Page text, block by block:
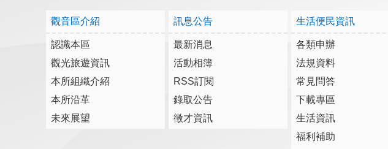
觀音區介紹
認識本區
觀光旅遊資訊
本所組織介紹
本所沿革
未來展望
訊息公告
最新消息
活動相簿
RSS訂閱
錄取公告
徵才資訊
生活便民資訊
各類申辦
法規資料
常見問答
下載專區
生活資訊
福利補助